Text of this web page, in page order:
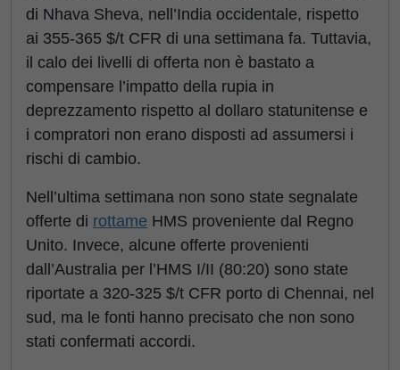
di Nhava Sheva, nell’India occidentale, rispetto
ai 355-365 $/t CFR di una settimana fa. Tuttavia,
il calo dei livelli di offerta non è bastato a
compensare l’impatto della rupia in
deprezzamento rispetto al dollaro statunitense e
i compratori non erano disposti ad assumersi i
rischi di cambio.
Nell’ultima settimana non sono state segnalate
offerte di rottame HMS proveniente dal Regno
Unito. Invece, alcune offerte provenienti
dall’Australia per l’HMS I/II (80:20) sono state
riportate a 320-325 $/t CFR porto di Chennai, nel
sud, ma le fonti hanno precisato che non sono
stati confermati accordi.